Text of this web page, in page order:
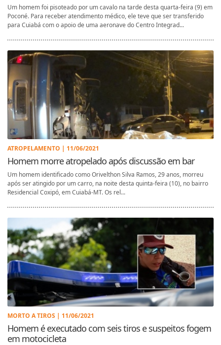
Um homem foi pisoteado por um cavalo na tarde desta quarta-feira (9) em
Poconé. Para receber atendimento médico, ele teve que ser transferido
para Cuiabá com o apoio de uma aeronave do Centro Integrad...
ATROPELAMENTO | 11/06/2021
Homem morre atropelado após discussão em bar
Um homem identificado como Orivelthon Silva Ramos, 29 anos, morreu
após ser atingido por um carro, na noite desta quinta-feira (10), no bairro
Residencial Coxipó, em Cuiabá-MT. Os rel...
MORTO A TIROS | 11/06/2021
Homem é executado com seis tiros e suspeitos fogem
em motocicleta